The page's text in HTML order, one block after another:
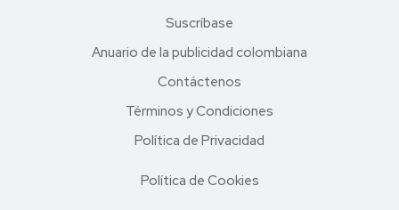
Suscríbase
Anuario de la publicidad colombiana
Contáctenos
Términos y Condiciones
Política de Privacidad
Política de Cookies